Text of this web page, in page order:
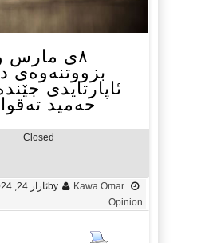
٨ی مارس
بزووتنەوەی
ئاپارتایدی
حەمید
Closed
by Kawa Omar ئازار 24, 2024
Opinion